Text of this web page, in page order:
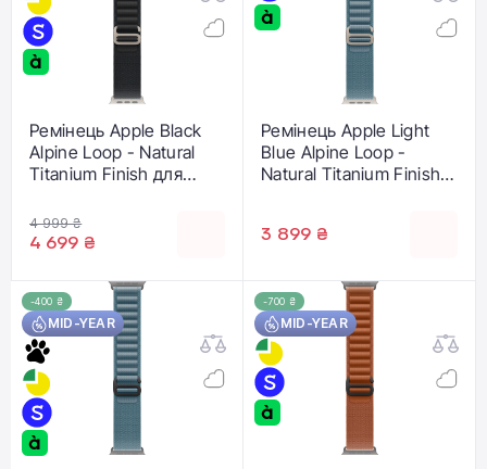
Ремінець Apple Black
Alpine Loop - Natural
Titanium Finish для
44/45/46/49mm - Large
(MFTG4)
4 999 ₴
4 699 ₴
Ремінець Apple Light
Blue Alpine Loop -
Natural Titanium Finish
(MFTK4)
3 899 ₴
-400 ₴
MID-YEAR
-700 ₴
MID-YEAR